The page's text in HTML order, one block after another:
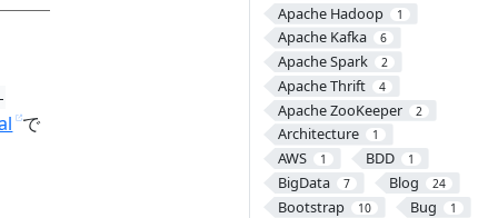
Apache Hadoop 1
Apache Kafka 6
Apache Spark 2
Apache Thrift 4
Apache ZooKeeper 2
Architecture 1
AWS 1 BDD 1
BigData 7 Blog 24
Bootstrap 10 Bug 1
で